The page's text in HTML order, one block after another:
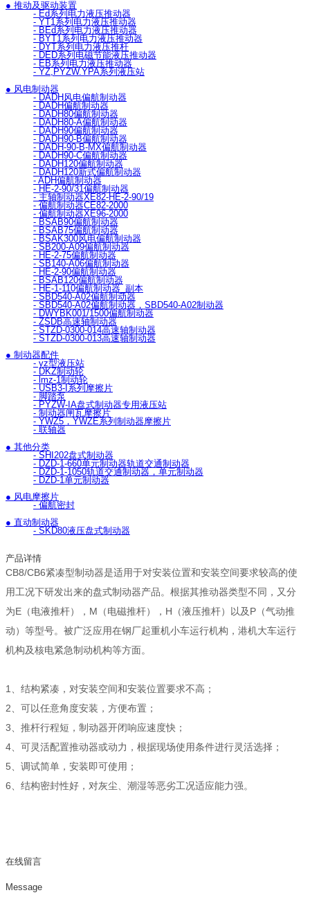
● 推动及驱动装置
- Ed系列电力液压推动器
- YT1系列电力液压推动器
- BEd系列电力液压推动器
- BYT1系列电力液压推动器
- DYT系列电力液压推杆
- DED系列电磁节能液压推动器
- EB系列电力液压推动器
- YZ,PYZW.YPA系列液压站
● 风电制动器
- DADH风电偏航制动器
- DADH偏航制动器
- DADH80偏航制动器
- DADH80-A偏航制动器
- DADH90偏航制动器
- DADH90-B偏航制动器
- DADH-90-B-MX偏航制动器
- DADH90-C偏航制动器
- DADH120偏航制动器
- DADH120新式偏航制动器
- ADH偏航制动器
- HE-2-90/31偏航制动器
- 主轴制动器XE82-HE-2-90/19
- 偏航制动器CE82-2000
- 偏航制动器XE96-2000
- BSAB90偏航制动器
- BSAB75偏航制动器
- BSAK300风电偏航制动器
- SB200-A09偏航制动器
- HE-2-75偏航制动器
- SB140-A06偏航制动器
- HE-2-90偏航制动器
- BSAB120偏航制动器
- HE-1-110偏航制动器_副本
- SBD540-A02偏航制动器
- SBD540-A02偏航制动器，SBD540-A02制动器
- DWYBK001/1500偏航制动器
- ZSDB高速轴制动器
- STZD-0300-014高速轴制动器
- STZD-0300-013高速轴制动器
● 制动器配件
- yz型液压站
- DKZ制动轮
- lmz-1制动轮
- USB3-I系列摩擦片
- 脚踏泵
- PYZW-IA盘式制动器专用液压站
- 制动器闸瓦摩擦片
- YWZ5，YWZE系列制动器摩擦片
- 联轴器
● 其他分类
- SHI202盘式制动器
- DZD-1-660单元制动器轨道交通制动器
- DZD-1-1050轨道交通制动器，单元制动器
- DZD-1单元制动器
● 风电摩擦片
- 偏航密封
● 直动制动器
- SKD80液压盘式制动器
产品详情
CB8/CB6紧凑型制动器是适用于对安装位置和安装空间要求较高的使
用工况下研发出来的盘式制动器产品。根据其推动器类型不同，又分
为E（电液推杆），M（电磁推杆），H（液压推杆）以及P（气动推
动）等型号。被广泛应用在钢厂起重机小车运行机构，港机大车运行
机构及核电紧急制动机构等方面。
1、结构紧凑，对安装空间和安装位置要求不高；
2、可以任意角度安装，方便布置；
3、推杆行程短，制动器开闭响应速度快；
4、可灵活配置推动器或动力，根据现场使用条件进行灵活选择；
5、调试简单，安装即可使用；
6、结构密封性好，对灰尘、潮湿等恶劣工况适应能力强。
在线留言
Message